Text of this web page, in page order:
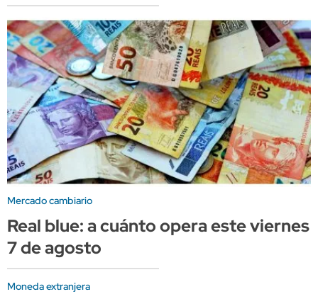
Mercado cambiario
Real blue: a cuánto opera este viernes
7 de agosto
Moneda extranjera